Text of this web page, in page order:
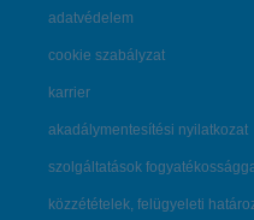
adatvédelem
cookie szabályzat
karrier
akadálymentesítési nyilatkozat
szolgáltatások
közzétételek, felügyeleti